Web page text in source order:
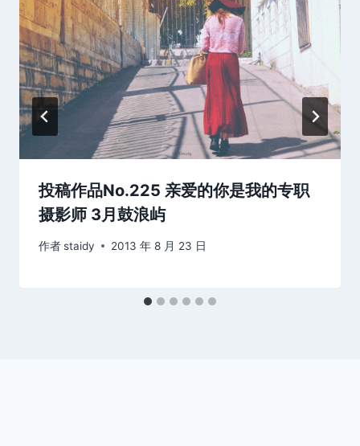
投稿作品No.225 亲爱的你是我的专职
摄影师 3月鼓浪屿
作者staidy 2013 年 8 月 23 日